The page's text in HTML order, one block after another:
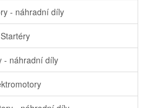
- náhradní díly
Startéry
- náhradní díly